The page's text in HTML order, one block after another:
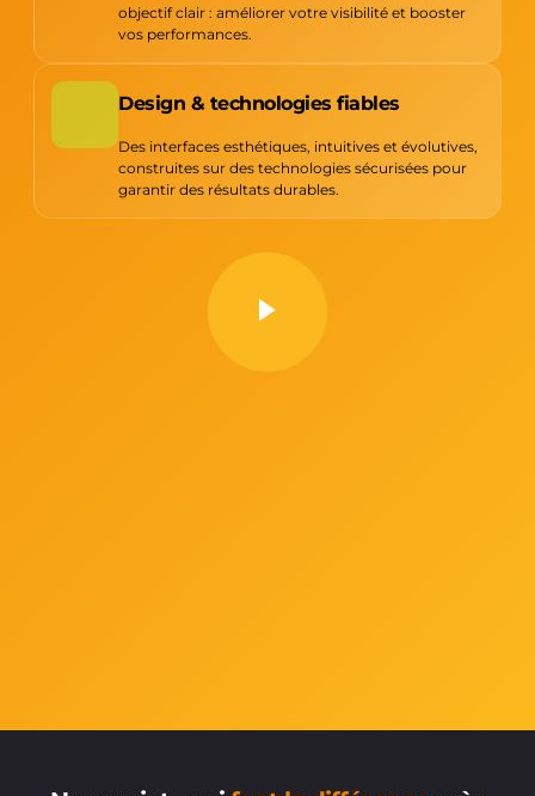
objectif clair : améliorer votre visibilité et booster
vos performances.
Design & technologies fiables
Des interfaces esthétiques, intuitives et évolutives,
construites sur des technologies sécurisées pour
garantir des résultats durables.